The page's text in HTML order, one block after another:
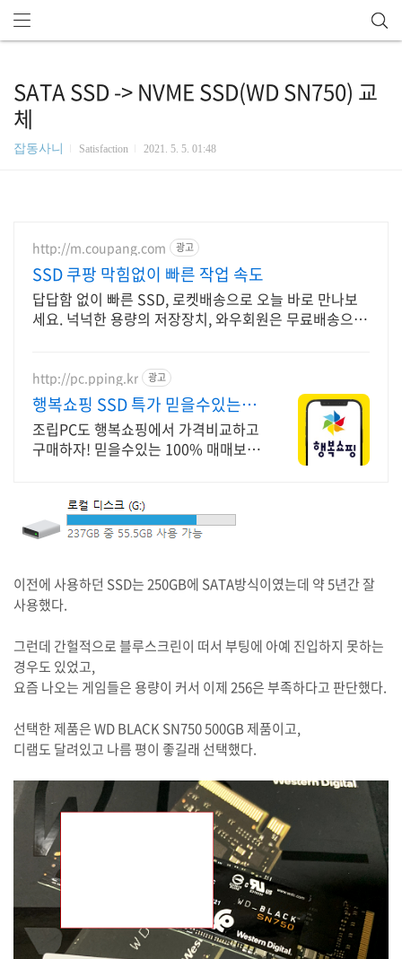
SATA SSD -> NVME SSD(WD SN750) 교
체
잡동사니 Satisfaction 2021. 5. 5. 01:48
http://m.coupang.com 광고
SSD 쿠팡 막힘없이 빠른 작업 속도
답답함 없이 빠른 SSD, 로켓배송으로 오늘 바로 만나보
세요. 넉넉한 용량의 저장장치, 와우회원은 무료배송으로
http://pc.pping.kr 광고
행복쇼핑 SSD 특가 믿을수있는
100% 매매보호
조립PC도 행복쇼핑에서 가격비교하고
구매하자! 믿을수있는 100% 매매보호
이전에 사용하던 SSD는 250GB에 SATA방식이였는데 약 5년간 잘
사용했다.
그런데 간헐적으로 블루스크린이 떠서 부팅에 아예 진입하지 못하는
경우도 있었고,
요즘 나오는 게임들은 용량이 커서 이제 256은 부족하다고 판단했다.
선택한 제품은 WD BLACK SN750 500GB 제품이고,
디램도 달려있고 나름 평이 좋길래 선택했다.